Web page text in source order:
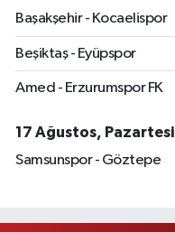
Başakşehir - Kocaelispor
Beşiktaş - Eyüpspor
Amed - Erzurumspor FK
17 Ağustos, Pazartesi
Samsunspor - Göztepe